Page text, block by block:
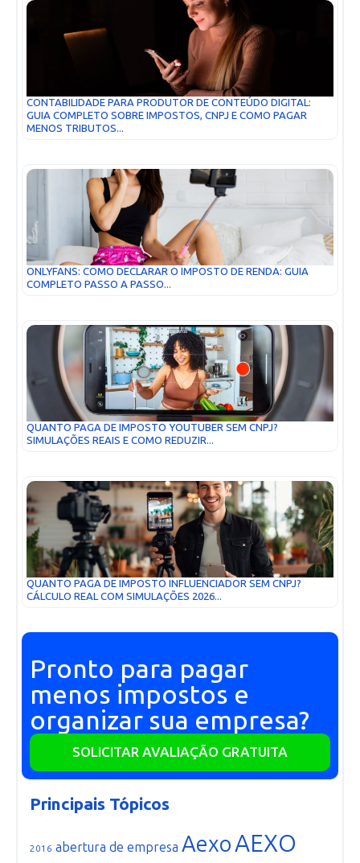
CONTABILIDADE PARA PRODUTOR DE CONTEÚDO DIGITAL:
GUIA COMPLETO SOBRE IMPOSTOS, CNPJ E COMO PAGAR
MENOS TRIBUTOS...
ONLYFANS: COMO DECLARAR O IMPOSTO DE RENDA: GUIA
COMPLETO PASSO A PASSO...
QUANTO PAGA DE IMPOSTO YOUTUBER SEM CNPJ?
SIMULAÇÕES REAIS E COMO REDUZIR...
QUANTO PAGA DE IMPOSTO INFLUENCIADOR SEM CNPJ?
CÁLCULO REAL COM SIMULAÇÕES 2026...
Pronto para pagar
menos impostos e
organizar sua empresa?
SOLICITAR AVALIAÇÃO GRATUITA
Principais Tópicos
2016 abertura de empresa AexoAEXO